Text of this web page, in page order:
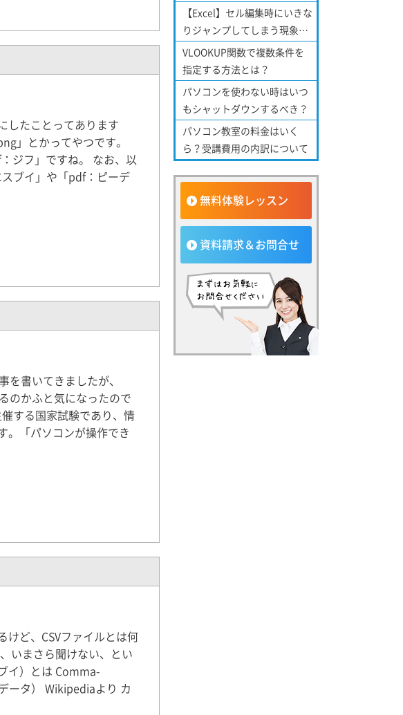
したことってあります
」とかってやつです。
ジフ」ですね。 なお、以
ブイ」や「pdf：ピーデ
書いてきましたが、
のかふと気になったので
する国家試験であり、情
。「パソコンが操作でき
けど、CSVファイルとは何
いまさら聞けない、とい
イ）とは Comma-
ータ） Wikipediaより カ
関数について
【Excel】セル編集時にいきな
りジャンプしてしまう現象を
解消する方法！
VLOOKUP関数で複数条件を
指定する方法とは？
パソコンを使わない時はいつ
もシャットダウンするべき？
パソコン教室の料金はいく
ら？受講費用の内訳について
無料体験レッスン
資料請求＆お問合せ